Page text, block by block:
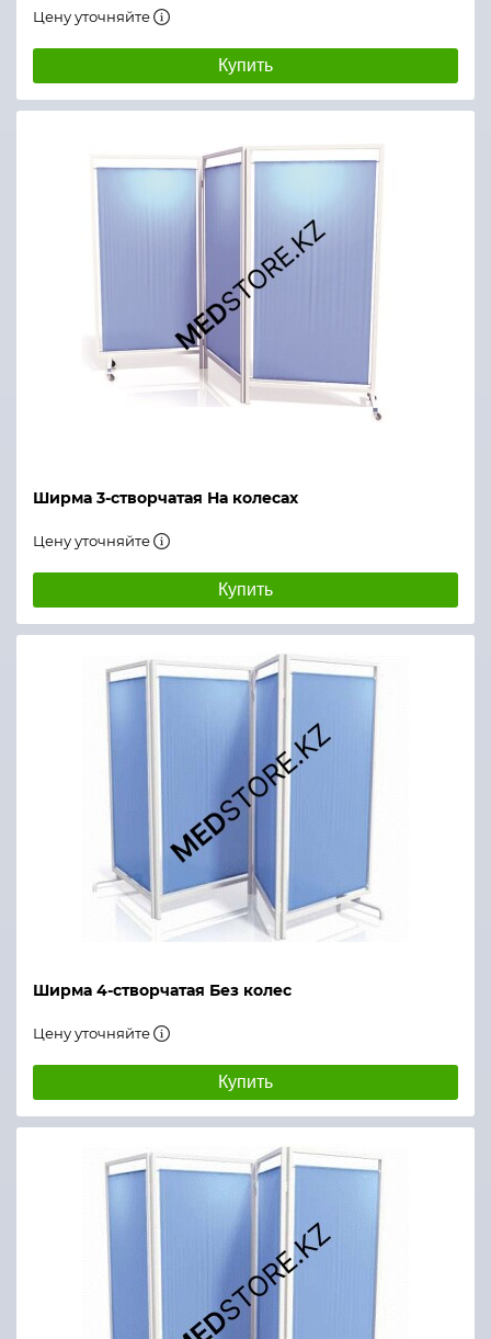
Цену уточняйте
Купить
Ширма 3-створчатая На колесах
Цену уточняйте
Купить
Ширма 4-створчатая Без колес
Цену уточняйте
Купить